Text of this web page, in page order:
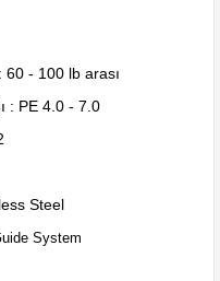
- 100 lb arası
: PE 4.0 - 7.0
Steel
System